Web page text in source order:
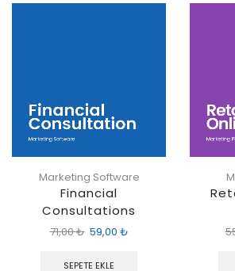
Marketing Software
Financial
Consultations
71,00₺ 59,00 ₺
SEPETE EKLE